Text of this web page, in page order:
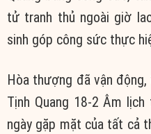
tử tranh thủ ngoài giờ
sinh góp công sức thực
Hòa thượng đã vận
Tịnh Quang 18-2 Âm
ngày gặp mặt của tất cả